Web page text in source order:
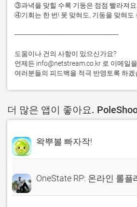
③과녁을 맞힐 수록 기둥은 점점 빨라져요.
④기회는 한 번! 못 맞혀도, 기둥을 맞혀도
------------------------------------------------------
도움이나 건의 사항이 있으신가요?
언제든 info@netstream.co.kr 로 이메일
여러분들의 피드백을 적극 반영토록 하겠
더 많은 앱이 좋아요.
왁뿌볼 빠자작!
OneState RP: 온라인 롤플